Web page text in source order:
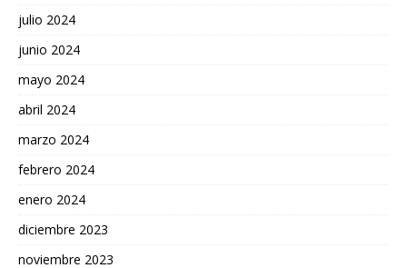
julio 2024
junio 2024
mayo 2024
abril 2024
marzo 2024
febrero 2024
enero 2024
diciembre 2023
noviembre 2023